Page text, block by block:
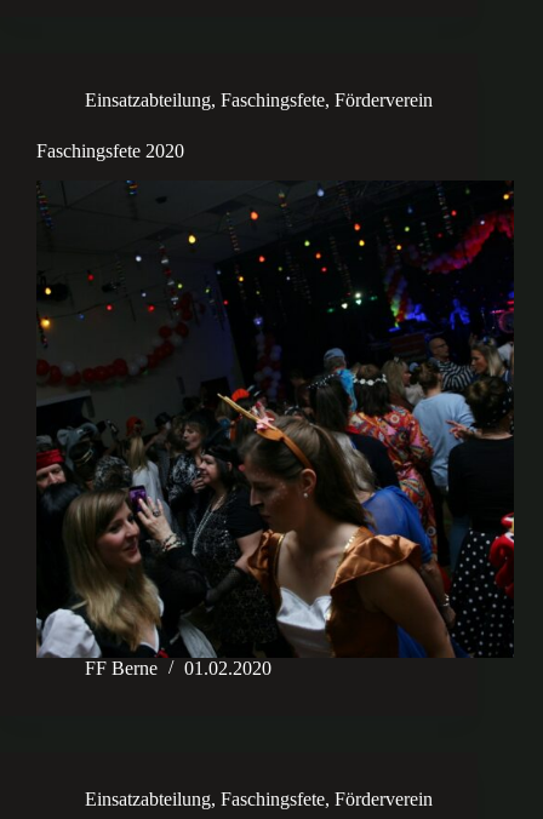
Einsatzabteilung, Faschingsfete, Förderverein
Faschingsfete 2020
FF Berne 01.02.2020
Einsatzabteilung, Faschingsfete, Förderverein